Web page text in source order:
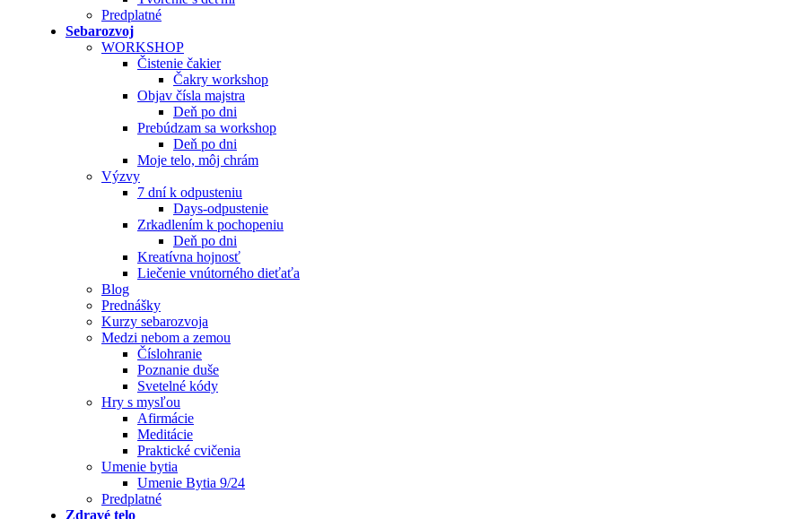
Predplatné
Sebarozvoj
WORKSHOP
Čistenie čakier
Čakry workshop
Objav čísla majstra
Deň po dni
Prebúdzam sa workshop
Deň po dni
Moje telo, môj chrám
Výzvy
7 dní k odpusteniu
Days-odpustenie
Zrkadlením k pochopeniu
Deň po dni
Kreatívna hojnosť
Liečenie vnútorného dieťaťa
Blog
Prednášky
Kurzy sebarozvoja
Medzi nebom a zemou
Číslohranie
Poznanie duše
Svetelné kódy
Hry s mysľou
Afirmácie
Meditácie
Praktické cvičenia
Umenie bytia
Umenie Bytia 9/24
Predplatné
Zdravé telo